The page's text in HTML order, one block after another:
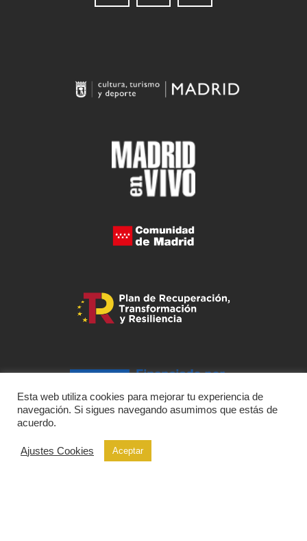
Esta web utiliza cookies para mejorar tu experiencia de
navegación. Si sigues navegando asumimos que estás de
acuerdo.
Ajustes Cookies Aceptar